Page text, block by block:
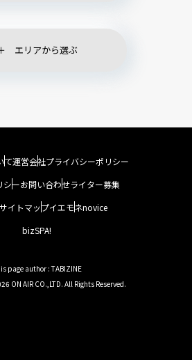
エリアから選ぶ
て運営会社プライバシーポリシー
シーお問い合わせライター募集
サイトマップイエモネnovice
bizSPA!
page author : TABIZINE
ON AIR CO.,LTD. All Rights Reserved.